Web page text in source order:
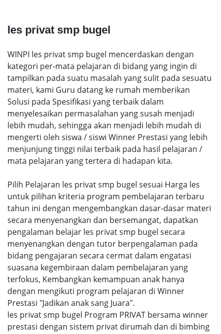
les privat smp bugel
WINPI les privat smp bugel mencerdaskan dengan
kategori per-mata pelajaran di bidang yang ingin di
tampilkan pada suatu masalah yang sulit pada sesuatu
materi, kami Guru datang ke rumah memberikan
Solusi pada Spesifikasi yang terbaik dalam
menyelesaikan permasalahan yang susah menjadi
lebih mudah, sehingga akan menjadi lebih mudah di
mengerti oleh siswa / siswi Winner Prestasi yang lebih
menjunjung tinggi nilai terbaik pada hasil pelajaran /
mata pelajaran yang tertera di hadapan kita.
Pilih Pelajaran les privat smp bugel sesuai Harga les
untuk pilihan kriteria program pembelajaran terbaru
tahun ini dengan mengembangkan dasar-dasar materi
secara menyenangkan dan bersemangat, dapatkan
pengalaman belajar les privat smp bugel secara
menyenangkan dengan tutor berpengalaman pada
bidang pengajaran secara cermat dalam engatasi
suasana kegembiraan dalam pembelajaran yang
terfokus, Kembangkan kemampuan anak hanya
dengan mengikuti program pelajaran di Winner
Prestasi "Jadikan anak sang Juara".
les privat smp bugel Program PRIVAT bersama winner
prestasi dengan sistem privat dirumah dan di bimbing